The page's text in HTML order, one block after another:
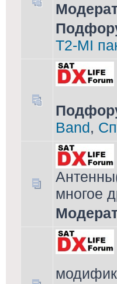
T2-MI
Band,
многое